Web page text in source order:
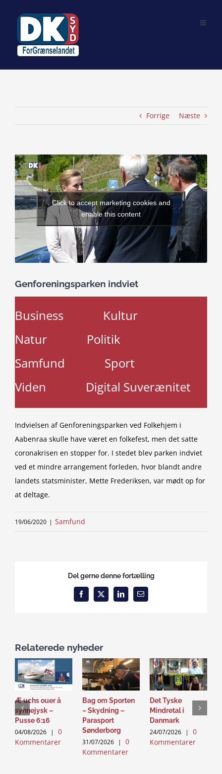
Forrige Næste
View
Larger
Image
Click to accept marketing cookies and
enable this content
Genforeningsparken indviet
Business
Kultur
Natur
Politik
Samfund
Sport
Viden
Digital Suverænitet
Indvielsen af Genforeningsparken ved Folkehjem i
Aabenraa skulle have været en folkefest, men det satte
coronakrisen en stopper for. I stedet blev parken indviet
ved et mindre arrangement forleden, hvor blandt andre
landets statsminister, Mette Frederiksen, var mødt op for
at deltage.
19/06/2020 | Samfund
Del gerne denne fortælling
Facebook
X LinkedInEmail
Relaterede nyheder
Æ uchs ouer å
synnejysk –
Pusse 6:16
04/08/2026 |
0
Kommentarer
Bag om Sporten
– Skydning –
Parasport
Sønderborg
31/07/2026 |
0
Kommentarer
Det Tyske
Mindretal i
Danmark
24/07/2026 |
0
Kommentarer